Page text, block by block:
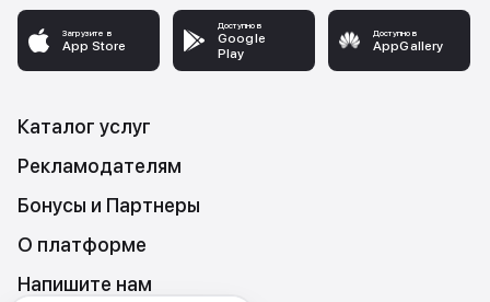
Загрузите в
App Store
Доступно в
Google
Play
Доступно в
AppGallery
Каталог услуг
Рекламодателям
Бонусы и Партнеры
О платформе
Напишите нам